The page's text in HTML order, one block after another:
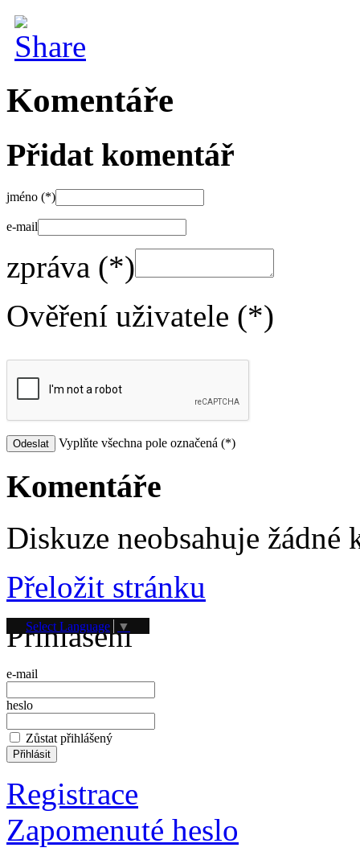
Komentáře
Přidat komentář
jméno (*)
e-mail
zpráva (*)
Ověření uživatele (*)
Vyplňte všechna pole označená (*)
Komentáře
Diskuze neobsahuje žádné
Přeložit stránku
Select Language ▼
Přihlášení
e-mail
heslo
Zůstat přihlášený
Registrace
Zapomenuté heslo